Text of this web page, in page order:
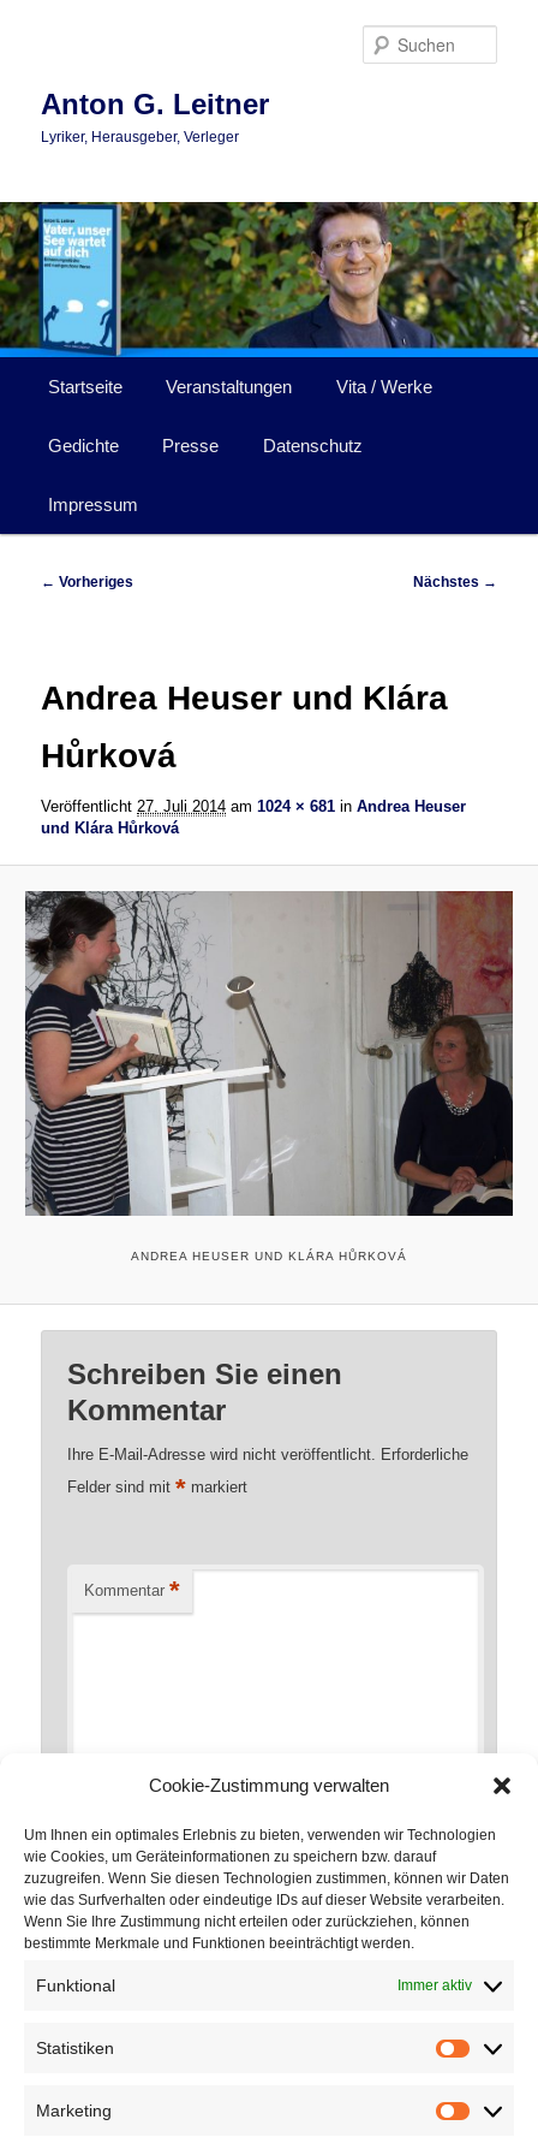
Cookie-Zustimmung verwalten
Um Ihnen ein optimales Erlebnis zu bieten, verwenden wir Technologien
wie Cookies, um Geräteinformationen zu speichern bzw. darauf
zuzugreifen. Wenn Sie diesen Technologien zustimmen, können wir Daten
wie das Surfverhalten oder eindeutige IDs auf dieser Website verarbeiten.
Wenn Sie Ihre Zustimmung nicht erteilen oder zurückziehen, können
bestimmte Merkmale und Funktionen beeinträchtigt werden.
Funktional Immer aktiv
Statistiken
Marketing
Marketing
Anton G. Leitner
Lyriker, Herausgeber, Verleger
Startseite Veranstaltungen Vita / Werke
Gedichte Presse Datenschutz
Impressum
Bilder-
← Vorheriges Nächstes →
Andrea Heuser und Klára
Hůrková
Veröffentlicht 27. Juli 2014 am1024 × 681 inAndrea Heuser
und Klára Hůrková
ANDREA HEUSER UND KLÁRA HŮRKOVÁ
Schreiben Sie einen
Kommentar
Ihre E-Mail-Adresse wird nicht veröffentlicht. Erforderliche
Felder sind mit* markiert
Kommentar *
Name *
Website